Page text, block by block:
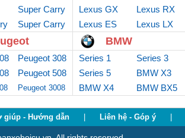
Super Carry
Van
Super Carry
Pro
Lexus GX
Lexus RX
Lexus ES
Lexus LX
Peugeot 308
Peugeot 508
Peugeot 3008
BMW
Series 1
Series 3
Series 5
BMW X3
BMW X4
BMW BX5
giúp - Hướng dẫn Liên hệ - Góp ý